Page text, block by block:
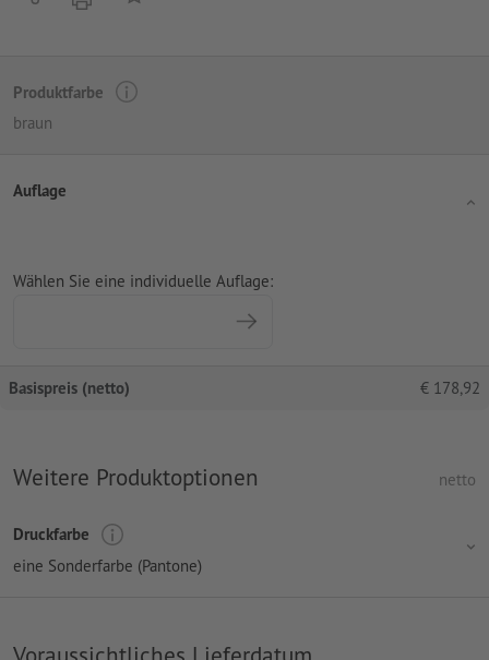
Produktfarbe
braun
Auflage
Wählen Sie eine individuelle Auflage:
Basispreis (netto) € 178,92
Weitere Produktoptionen netto
Druckfarbe
eine Sonderfarbe (Pantone)